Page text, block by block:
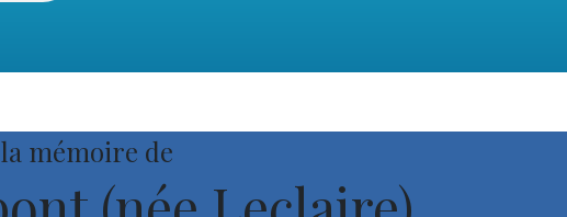
mémoire de